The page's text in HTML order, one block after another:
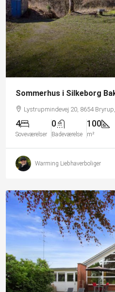
Sommerhus i Silkeborg
Lystrupmindevej 20, 8654
4
Soveværelser
0
Badeværelse
100
m²
Warming Liebhaverboliger